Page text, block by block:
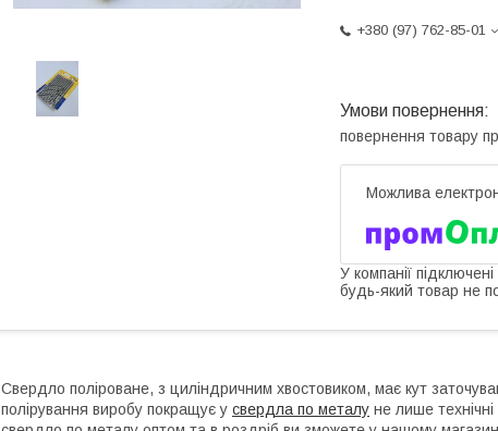
+380 (97) 762-85-01
повернення товару
У компанії
будь-який товар не
Свердло поліроване, з циліндричним хвостовиком, має кут
полірування виробу покращує у свердла по металу не лише